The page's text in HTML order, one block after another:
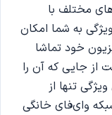
مختلف با
به شما امکان
خود تماشا
از جایی که آن را
تنها از
وای‌فای خانگی